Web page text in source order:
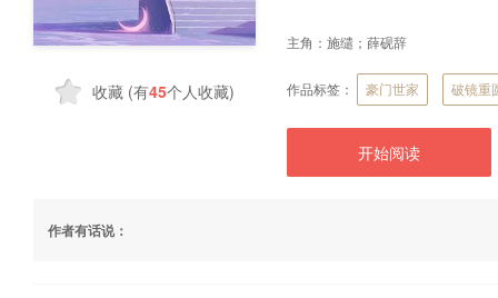
收藏 (有45个人收藏)
主角： 施缱；薛砚辞
作品标签： 豪门世家 破镜重
开始阅读
作者有话说：